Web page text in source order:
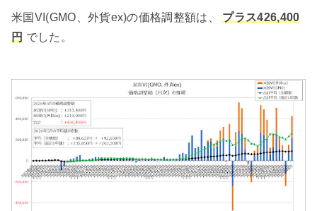
米国VI(GMO、外貨ex)の価格調整額は、 プラス426,400
円 でした。